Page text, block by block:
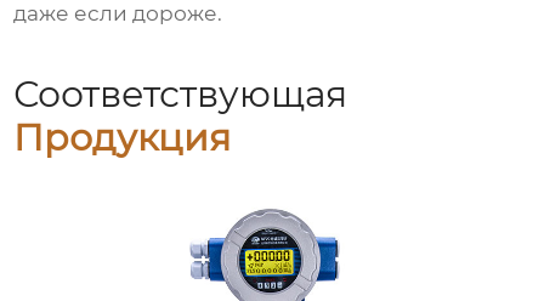
даже если дороже.
Соответствующая
Продукция